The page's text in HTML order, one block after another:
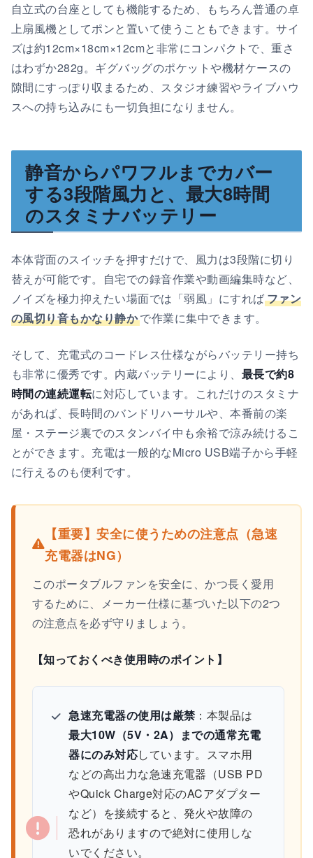
自立式の台座としても機能するため、もちろん普通の卓
上扇風機としてポンと置いて使うこともできます。サイ
ズは約12cm×18cm×12cmと非常にコンパクトで、重さ
はわずか282g。ギグバッグのポケットや機材ケースの
隙間にすっぽり収まるため、スタジオ練習やライブハウ
スへの持ち込みにも一切負担になりません。
静音からパワフルまでカバー
する3段階風力と、最大8時間
のスタミナバッテリー
本体背面のスイッチを押すだけで、風力は3段階に切り
替えが可能です。自宅での録音作業や動画編集時など、
ノイズを極力抑えたい場面では「弱風」にすればファン
の風切り音もかなり静かで作業に集中できます。
そして、充電式のコードレス仕様ながらバッテリー持ち
も非常に優秀です。内蔵バッテリーにより、 最長で約8
時間の連続運転に対応しています。これだけのスタミナ
があれば、長時間のバンドリハーサルや、本番前の楽
屋・ステージ裏でのスタンバイ中も余裕で涼み続けるこ
とができます。充電は一般的なMicro USB端子から手軽
に行えるのも便利です。
【重要】安全に使うための注意点（急速
充電器はNG）
このポータブルファンを安全に、かつ長く愛用
するために、メーカー仕様に基づいた以下の2つ
の注意点を必ず守りましょう。
【知っておくべき使用時のポイント】
急速充電器の使用は厳禁：本製品は
最大10W（5V・2A）までの通常充電
器にのみ対応しています。スマホ用
などの高出力な急速充電器（USB PD
やQuick Charge対応のACアダプター
など）を接続すると、発火や故障の
恐れがありますので絶対に使用しな
いでください。